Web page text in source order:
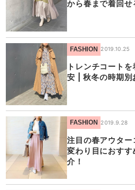
から春まで着回
FASHION 2019.10.25
トレンチコート
安 | 秋冬の時期
FASHION 2019.9.28
注目の春アウタ
変わり目におす
介！